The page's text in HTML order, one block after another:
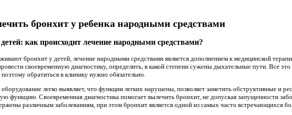
бронхит у ребенка народными средствами
как происходит лечение народными средствами?
бронхит у детей, лечение народными средствами является дополнением к медицинской
своевременную диагностику, определить, в какой степени сужены дыхательные пути. Все это
обратиться в клинику нужно обязательно.
легко выявляет, что функции легких нарушены, позволяет заметить обструктивные и
функцию. Своевременная диагностика помогает вылечить бронхит, не допуская запущенности
различным заболеваниям, при этом бронхит является одной из самых часто встречающихся